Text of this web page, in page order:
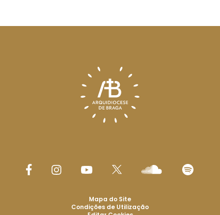
Mapa do Site
Condições de Utilização